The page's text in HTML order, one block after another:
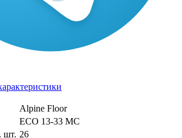
Alpine Floor
ЕСО 13-33 MC
шт. 26